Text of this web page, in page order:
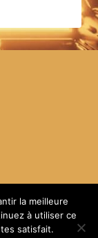
la meilleure
à utiliser ce
satisfait.